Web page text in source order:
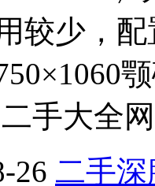
较少，
手大全
26 二手深